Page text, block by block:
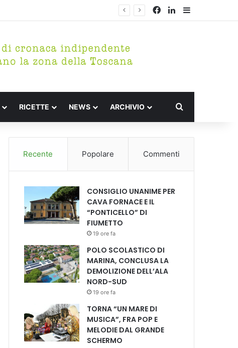
Facebook
LinkedIn
RICETTE NEWS ARCHIVIO
Recente Popolare Commenti
CONSIGLIO UNANIME PER
CAVA FORNACE E IL
“PONTICELLO” DI
FIUMETTO
19 ore fa
POLO SCOLASTICO DI
MARINA, CONCLUSA LA
DEMOLIZIONE DELL’ALA
NORD-SUD
19 ore fa
TORNA “UN MARE DI
MUSICA”, FRA POP E
MELODIE DAL GRANDE
SCHERMO